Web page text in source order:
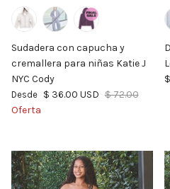
Sudadera con capucha y
cremallera para niñas Katie J
NYC Cody
Precio de venta
Desde $ 36.00 USD Precio normal
$ 72.00
Oferta